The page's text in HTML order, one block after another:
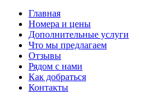
Главная
Номера и цены
Дополнительные услуги
Что мы предлагаем
Отзывы
Рядом с нами
Как добраться
Контакты